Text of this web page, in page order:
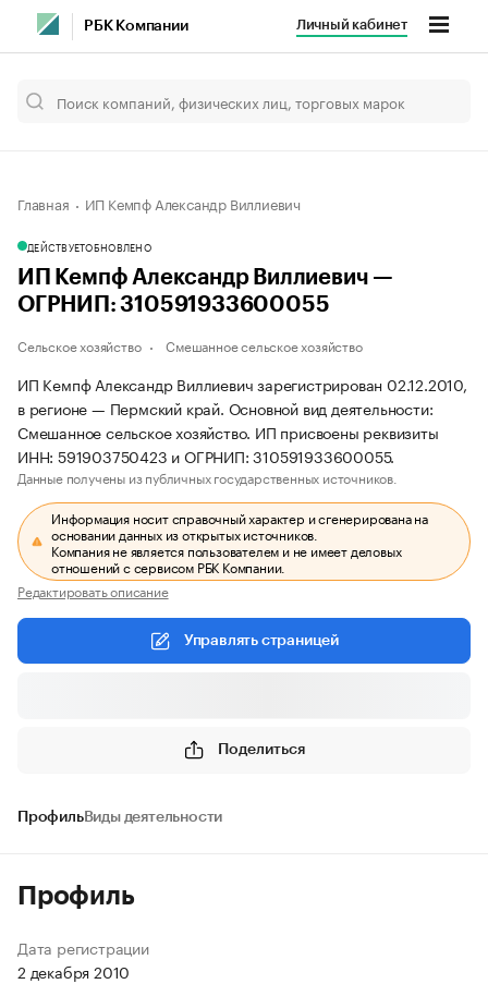
РБК Компании Личный кабинет
Главная ИП Кемпф Александр Виллиевич
ДЕЙСТВУЕТОБНОВЛЕНО
ИП Кемпф Александр Виллиевич —
ОГРНИП: 310591933600055
Сельское хозяйство Смешанное сельское хозяйство
ИП Кемпф Александр Виллиевич зарегистрирован 02.12.2010,
в регионе — Пермский край. Основной вид деятельности:
Смешанное сельское хозяйство. ИП присвоены реквизиты
ИНН: 591903750423 и ОГРНИП: 310591933600055.
Данные получены из публичных государственных источников.
Информация носит справочный характер и сгенерирована на
основании данных из открытых источников.
Компания не является пользователем и не имеет деловых
отношений с сервисом РБК Компании.
Редактировать описание
Управлять страницей
Поделиться
ПрофильВиды деятельности
Профиль
Дата регистрации
2 декабря 2010